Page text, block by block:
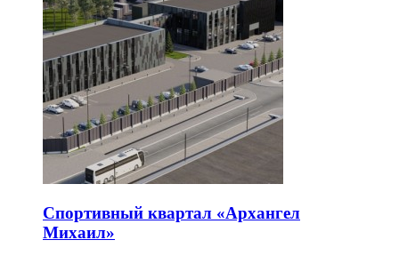
Спортивный квартал «Архангел
Михаил»